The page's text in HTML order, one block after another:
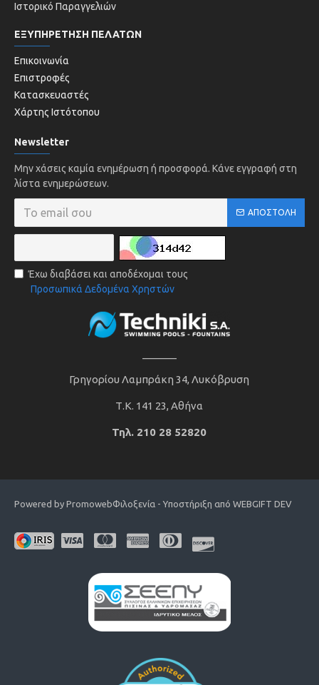
Ιστορικό Παραγγελιών
ΕΞΥΠΗΡΕΤΗΣΗ ΠΕΛΑΤΩΝ
Επικοινωνία
Επιστροφές
Κατασκευαστές
Χάρτης Ιστότοπου
Newsletter
Μην χάσεις καμία ενημέρωση ή προσφορά. Κάνε εγγραφή στη
λίστα ενημερώσεων.
ΑΠΟΣΤΟΛΉ
Έχω διαβάσει και αποδέχομαι τους
Προσωπικά Δεδομένα Χρηστών
Γρηγορίου Λαμπράκη 34, Λυκόβρυση
Τ.Κ. 141 23, Αθήνα
Τηλ. 210 28 52820
Powered by PromowebΦιλοξενία - Υποστήριξη από WEBGIFT DEV